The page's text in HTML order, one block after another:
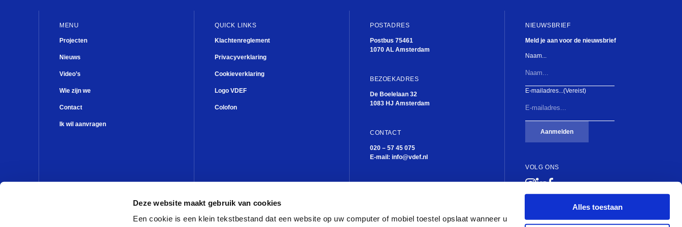
Deze website maakt gebruik van cookies
Een cookie is een klein tekstbestand dat een website op uw computer of mobiel toestel opslaat wanneer u
Alles toestaan
Fien de la
Theater
MENU
Projecten
Nieuws
Video’s
Wie zijn we
Contact
Ik wil aanvragen
QUICK LINKS
Klachtenreglement
Privacyverklaring
Cookieverklaring
Logo VDEF
Colofon
POSTADRES
Postbus 75461
1070 AL Amsterdam
BEZOEKADRES
De Boelelaan 32
1083 HJ Amsterdam
CONTACT
020 – 57 45 075
E-mail: info@vdef.nl
NIEUWSBRIEF
Meld je aan voor de nieuwsbrief
Naam...
E-mailadres...(Vereist)
Aanmelden
VOLG ONS